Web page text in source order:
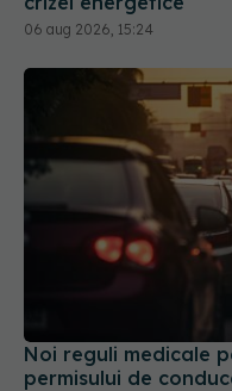
06 aug 2026, 15:24
Noi reguli medicale
permisului de